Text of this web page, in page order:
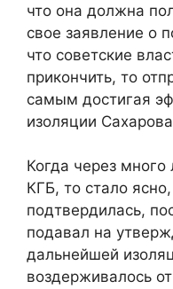
что она должна
свое заявление о
что советские
прикончить, то
самым достигая
изоляции
Когда через
КГБ, то стало
подтвердилась,
подавал на
дальнейшей
воздерживалось